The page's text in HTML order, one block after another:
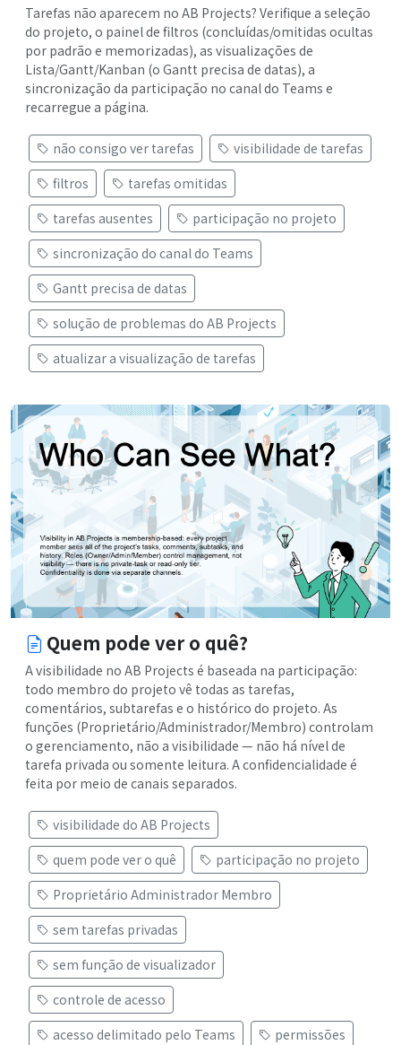
Tarefas não aparecem no AB Projects? Verifique a seleção
do projeto, o painel de filtros (concluídas/omitidas ocultas
por padrão e memorizadas), as visualizações de
Lista/Gantt/Kanban (o Gantt precisa de datas), a
sincronização da participação no canal do Teams e
recarregue a página.
não consigo ver tarefas
visibilidade de tarefas
filtros
tarefas omitidas
tarefas ausentes
participação no projeto
sincronização do canal do Teams
Gantt precisa de datas
solução de problemas do AB Projects
atualizar a visualização de tarefas
Quem pode ver o quê?
A visibilidade no AB Projects é baseada na participação:
todo membro do projeto vê todas as tarefas,
comentários, subtarefas e o histórico do projeto. As
funções (Proprietário/Administrador/Membro) controlam
o gerenciamento, não a visibilidade — não há nível de
tarefa privada ou somente leitura. A confidencialidade é
feita por meio de canais separados.
visibilidade do AB Projects
quem pode ver o quê
participação no projeto
Proprietário Administrador Membro
sem tarefas privadas
sem função de visualizador
controle de acesso
acesso delimitado pelo Teams
permissões